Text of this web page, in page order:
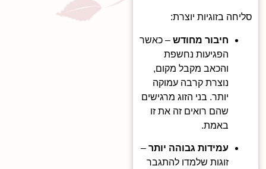
סליחה בזוגיות יוצרת:
חיבור מחודש – כאשר
הפגיעות נחשפת
והכאב מקבל מקום,
נוצרת קרבה עמוקה
יותר. בני הזוג מרגישים
שהם רואים זה את זו
באמת.
עמידות גבוהה יותר –
זוגות שלמדו להתגבר